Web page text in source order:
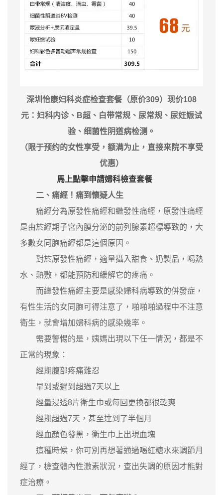
深圳怡康妇科炎症检查套餐（原价309）现价108
元：妇科内诊、B超、白带常规、尿常规、尿妊娠试
验、细菌性阴道病检测。
（限于预约的女性享受，额满为止，直接来院不享受
优惠）
馬上點擊申請婦科檢查套餐
二、痛經！痛到懷疑人生
痛經分為原發性痛經和繼發性痛經，原發性痛經
是由於經期子宮內膜分泌的前列腺素超標導致的，大
多數女同胞痛經都是這個原因。
對於原發性痛經，適量攝入甜食、奶製品，喝熱
水、熱敷，都能預防和緩解它的疼痛。
而繼發性痛經主要是感染婦科病導致的併發症，
有性生活的女同胞可得注意了，啪啪啪過程中不注意
衛生，就會增加婦科病的感染幾率。
需要警惕的是，姨媽出現以下任一情況，都是不
正常的現象：
經期腹部疼痛難忍
早到或遲到超過7天以上
經量浸透8片衛生巾或每回更換都很乾爽
經期超過7天，甚至達到了半個月
經血顏色發黑，衛生巾上出現血塊
這種時候，你可別再想著通過喝紅糖水來調節月
經了，檢查體內性激素狀況，查出失調的原因才能對
症治療。